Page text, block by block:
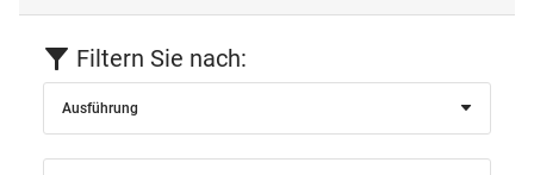
Filtern Sie nach:
Ausführung